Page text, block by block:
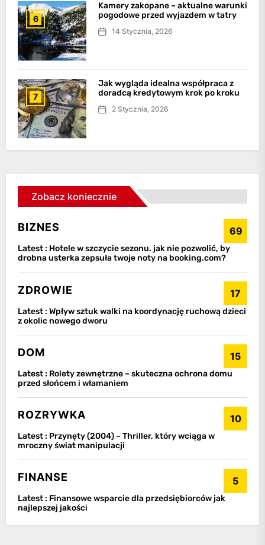
6
Kamery zakopane – aktualne warunki
pogodowe przed wyjazdem w tatry
14 Stycznia, 2026
7
Jak wygląda idealna współpraca z
doradcą kredytowym krok po kroku
2 Stycznia, 2026
Zobacz koniecznie
BIZNES 69
Latest : Hotele w szczycie sezonu. jak nie pozwolić, by
drobna usterka zepsuła twoje noty na booking.com?
ZDROWIE 17
Latest : Wpływ sztuk walki na koordynację ruchową dzieci
z okolic nowego dworu
DOM 15
Latest : Rolety zewnętrzne – skuteczna ochrona domu
przed słońcem i włamaniem
ROZRYWKA 10
Latest : Przynęty (2004) – Thriller, który wciąga w
mroczny świat manipulacji
FINANSE 5
Latest : Finansowe wsparcie dla przedsiębiorców jak
najlepszej jakości